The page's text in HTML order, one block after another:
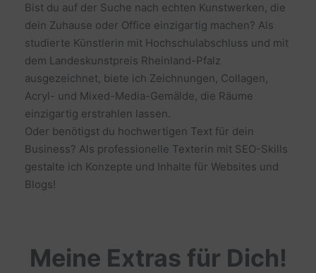
Bist du auf der Suche nach echten Kunstwerken, die
dein Zuhause oder Office einzigartig machen? Als
studierte Künstlerin mit Hochschulabschluss und mit
dem Landeskunstpreis Rheinland-Pfalz
ausgezeichnet, biete ich Zeichnungen, Collagen,
Acryl- und Mixed-Media-Gemälde, die Räume
einzigartig erstrahlen lassen.
Oder benötigst du hochwertigen Text für dein
Business? Als professionelle Texterin mit SEO-Skills
gestalte ich Konzepte und Inhalte für Websites und
Blogs!
Meine Extras für Dich!